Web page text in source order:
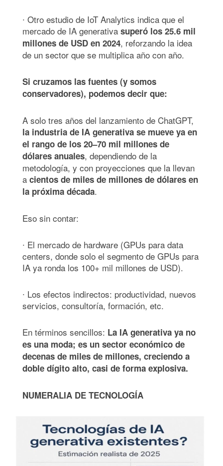
∙ Otro estudio de IoT Analytics indica que el
mercado de IA generativa superó los 25.6 mil
millones de USD en 2024, reforzando la idea
de un sector que se multiplica año con año.
Si cruzamos las fuentes (y somos
conservadores), podemos decir que:
A solo tres años del lanzamiento de ChatGPT,
la industria de IA generativa se mueve ya en
el rango de los 20–70 mil millones de
dólares anuales, dependiendo de la
metodología, y con proyecciones que la llevan
a cientos de miles de millones de dólares en
la próxima década.
Eso sin contar:
∙ El mercado de hardware (GPUs para data
centers, donde solo el segmento de GPUs para
IA ya ronda los 100+ mil millones de USD).
∙ Los efectos indirectos: productividad, nuevos
servicios, consultoría, formación, etc.
En términos sencillos: La IA generativa ya no
es una moda; es un sector económico de
decenas de miles de millones, creciendo a
doble dígito alto, casi de forma explosiva.
NUMERALIA DE TECNOLOGÍA